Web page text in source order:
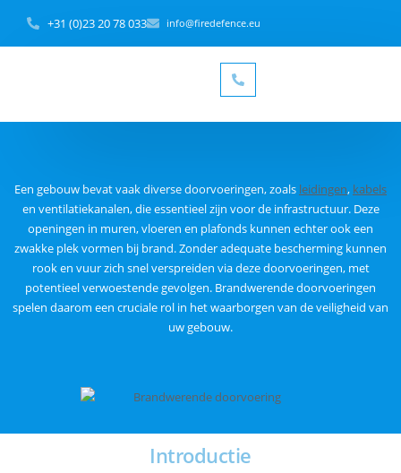
+31 (0)23 20 78 033 info@firedefence.eu
Een gebouw bevat vaak diverse doorvoeringen, zoals leidingen, kabels
en ventilatiekanalen, die essentieel zijn voor de infrastructuur. Deze
openingen in muren, vloeren en plafonds kunnen echter ook een
zwakke plek vormen bij brand. Zonder adequate bescherming kunnen
rook en vuur zich snel verspreiden via deze doorvoeringen, met
potentieel verwoestende gevolgen. Brandwerende doorvoeringen
spelen daarom een cruciale rol in het waarborgen van de veiligheid van
uw gebouw.
Introductie